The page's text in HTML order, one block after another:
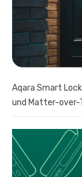
Aqara Smart
und Matter-over-